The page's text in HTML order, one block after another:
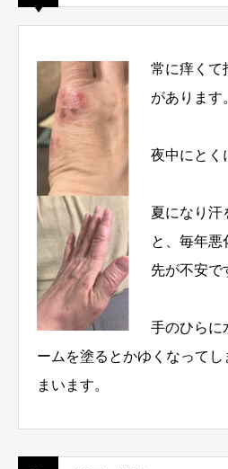
常に痒くて
があります
夜中にとく
夏になり汗
と、毎年悪
先が不安で
手のひらに
ームを塗るとかゆくなって
まいます。